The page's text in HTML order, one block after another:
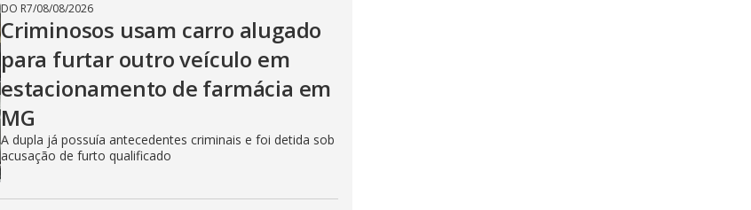
DO R7/08/08/2026
Criminosos usam carro alugado
para furtar outro veículo em
estacionamento de farmácia em
MG
A dupla já possuía antecedentes criminais e foi detida sob
acusação de furto qualificado